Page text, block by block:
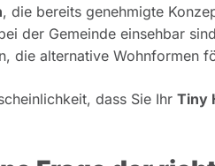
, die bereits genehmigte
der Gemeinde einsehbar sind
die alternative Wohnformen
dass Sie Ihr Tiny